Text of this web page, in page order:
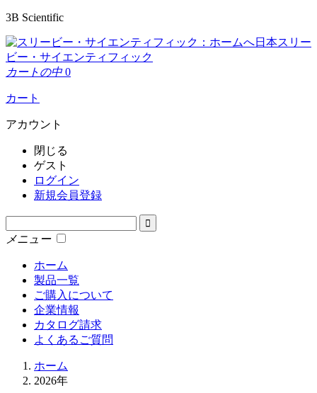
3B Scientific
日本スリー
ビー・サイエンティフィック
カートの中 0
カート
アカウント
閉じる
ゲスト
ログイン
新規会員登録
メニュー
ホーム
製品一覧
ご購入について
企業情報
カタログ請求
よくあるご質問
ホーム
2026年